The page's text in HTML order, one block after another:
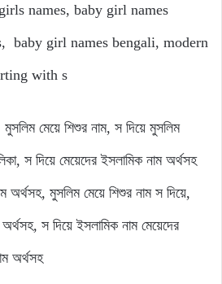
names, baby girl names
baby girl names bengali, modern
with s
মুসলিম মেয়ে শিশুর নাম, স দিয়ে মুসলিম
স দিয়ে মেয়েদের ইসলামিক নাম অর্থসহ
অর্থসহ, মুসলিম মেয়ে শিশুর নাম স দিয়ে,
স দিয়ে ইসলামিক নাম মেয়েদের
অর্থসহ